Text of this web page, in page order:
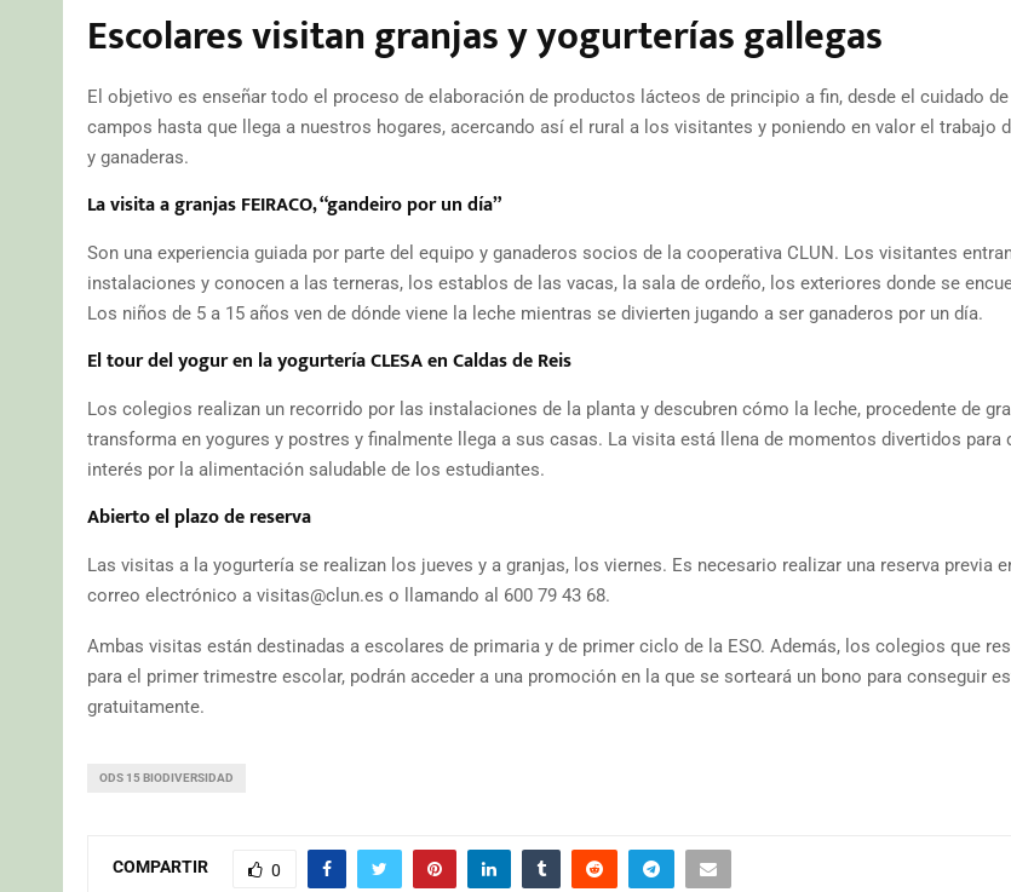
Escolares visitan granjas y yogurterías gallegas
El objetivo es enseñar todo el proceso de elaboración de productos lácteos de principio a fin, desde el cuidado
campos hasta que llega a nuestros hogares, acercando así el rural a los visitantes y poniendo en valor el trabajo
y ganaderas.
La visita a granjas FEIRACO, “gandeiro por un día”
Son una experiencia guiada por parte del equipo y ganaderos socios de la cooperativa CLUN. Los visitantes
instalaciones y conocen a las terneras, los establos de las vacas, la sala de ordeño, los exteriores donde se
Los niños de 5 a 15 años ven de dónde viene la leche mientras se divierten jugando a ser ganaderos por un día.
El tour del yogur en la yogurtería CLESA en Caldas de Reis
Los colegios realizan un recorrido por las instalaciones de la planta y descubren cómo la leche, procedente de
transforma en yogures y postres y finalmente llega a sus casas. La visita está llena de momentos divertidos para
interés por la alimentación saludable de los estudiantes.
Abierto el plazo de reserva
Las visitas a la yogurtería se realizan los jueves y a granjas, los viernes. Es necesario realizar una reserva previa
correo electrónico a visitas@clun.es o llamando al 600 79 43 68.
Ambas visitas están destinadas a escolares de primaria y de primer ciclo de la ESO. Además, los colegios que
para el primer trimestre escolar, podrán acceder a una promoción en la que se sorteará un bono para conseguir
gratuitamente.
ODS 15 BIODIVERSIDAD
COMPARTIR 0